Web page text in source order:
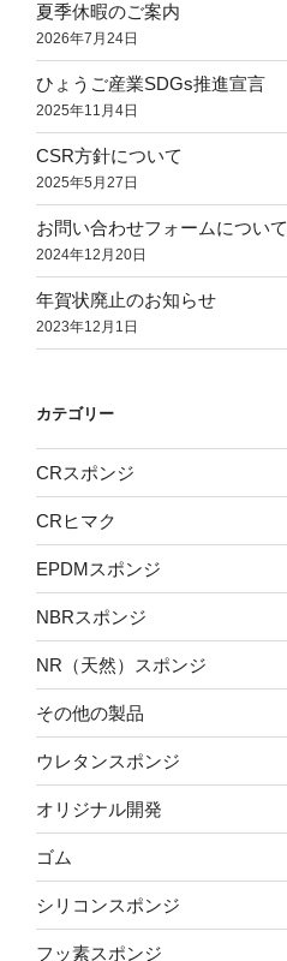
O
リ
グ
つ
い
の
夏季休暇のご案内
2026年7月24日
ひょうご産業SDGs推進宣言
2025年11月4日
CSR方針について
2025年5月27日
お問い合わせフォームについて
2024年12月20日
年賀状廃止のお知らせ
2023年12月1日
カテゴリー
CRスポンジ
CRヒマク
EPDMスポンジ
NBRスポンジ
NR（天然）スポンジ
その他の製品
ウレタンスポンジ
オリジナル開発
ゴム
シリコンスポンジ
フッ素スポンジ